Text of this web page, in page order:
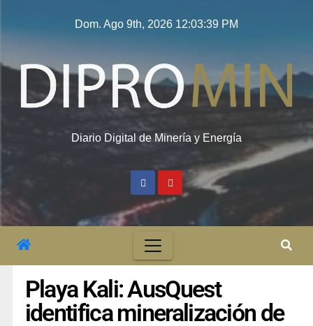
Dom. Ago 9th, 2026 12:03:40 PM
Diario Digital de Minería y Energía
Playa Kali: AusQuest
identifica mineralización de